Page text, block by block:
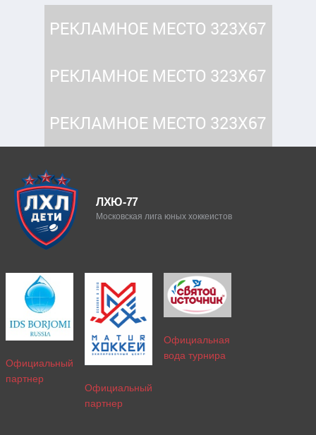
ЛХЮ-77
Московская лига юных хоккеистов
Официальный
партнер
Официальный
партнер
Официальная
вода турнира